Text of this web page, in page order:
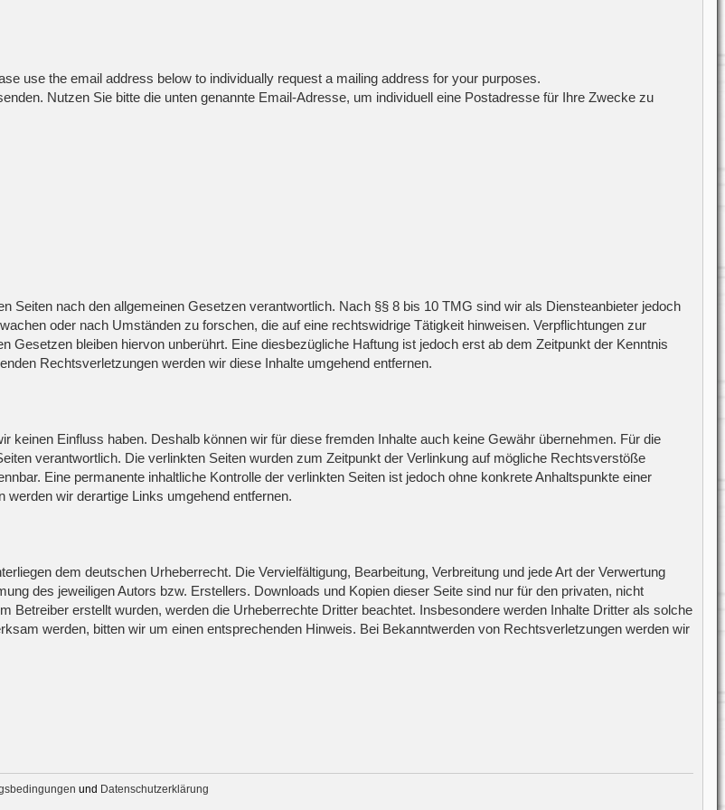
use the email address below to individually request a mailing address for your purposes.
Nutzen Sie bitte die unten genannte Email-Adresse, um individuell eine Postadresse für Ihre Zwecke zu
Seiten nach den allgemeinen Gesetzen verantwortlich. Nach §§ 8 bis 10 TMG sind wir als Diensteanbieter jedoch
oder nach Umständen zu forschen, die auf eine rechtswidrige Tätigkeit hinweisen. Verpflichtungen zur
Gesetzen bleiben hiervon unberührt. Eine diesbezügliche Haftung ist jedoch erst ab dem Zeitpunkt der Kenntnis
Rechtsverletzungen werden wir diese Inhalte umgehend entfernen.
keinen Einfluss haben. Deshalb können wir für diese fremden Inhalte auch keine Gewähr übernehmen. Für die
verantwortlich. Die verlinkten Seiten wurden zum Zeitpunkt der Verlinkung auf mögliche Rechtsverstöße
Eine permanente inhaltliche Kontrolle der verlinkten Seiten ist jedoch ohne konkrete Anhaltspunkte einer
wir derartige Links umgehend entfernen.
dem deutschen Urheberrecht. Die Vervielfältigung, Bearbeitung, Verbreitung und jede Art der Verwertung
des jeweiligen Autors bzw. Erstellers. Downloads und Kopien dieser Seite sind nur für den privaten, nicht
Betreiber erstellt wurden, werden die Urheberrechte Dritter beachtet. Insbesondere werden Inhalte Dritter als solche
werden, bitten wir um einen entsprechenden Hinweis. Bei Bekanntwerden von Rechtsverletzungen werden wir
und Datenschutzerklärung